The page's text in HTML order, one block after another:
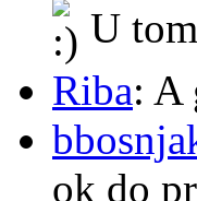
U
Riba: A
ok do